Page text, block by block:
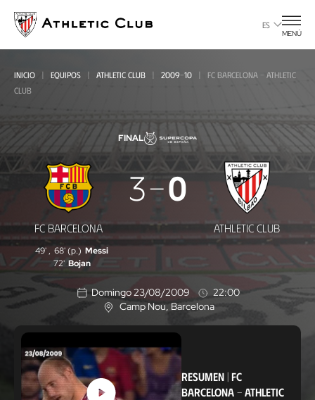
contenido
principal
ES
MENÚ
INICIO EQUIPOS ATHLETIC CLUB 2009-10
FC BARCELONA - ATHLETIC
CLUB
FINAL
FC
Barcelona
Athletic
Club
FC BARCELONA
3 0
ATHLETIC CLUB
49' , 68' (p.) Messi
72' Bojan
Domingo 23/08/2009
22:00
U
b
i
c
c
Camp Nou, Barcelona
RESUMEN |FC
BARCELONA -ATHLETIC